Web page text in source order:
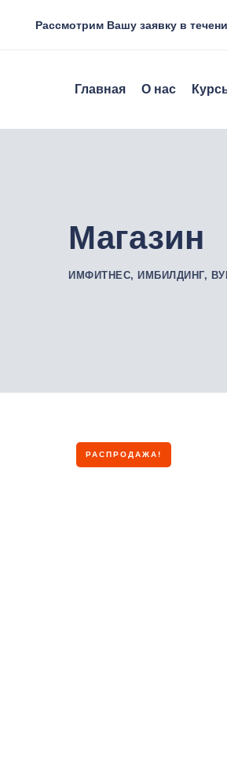
Рассмотрим Вашу заявку в
Главная О нас
Магазин
ИМФИТНЕС, ИМБИЛДИНГ,
РАСПРОДАЖА!